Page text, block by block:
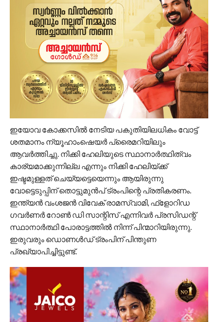
ഇയോവ കോക്കസില്‍ നേടിയ പകുതിയിലധികം വോട്ട്
ശതമാനം ന്യൂഹാംഷെയര്‍ പ്രൈമറിയിലും
ആവര്‍ത്തിച്ചു. നിക്കി ഹേലിയുടെ സ്ഥാനാര്‍ത്ഥിത്വം
കാര്യമാക്കുന്നില്ല എന്നും നിക്കി ഹേലിയ്ക്ക്
ഇഷ്ടമുള്ളത് ചെയ്യട്ടെയെന്നും ആയിരുന്നു
വോട്ടെടുപ്പിന് തൊട്ടുമുന്‍പ് ട്രംപിന്റെ പ്രതികരണം.
ഇന്ത്യന്‍ വംശജന്‍ വിവേക് രാമസ്വാമി, ഫ്‌ളോറിഡ
ഗവര്‍ണര്‍ റോണ്‍ ഡി സാന്റിസ് എന്നിവര്‍ പ്രസിഡന്റ്
സ്ഥാനാര്‍ത്ഥി പോരാട്ടത്തില്‍ നിന്ന് പിന്മാറിയിരുന്നു.
ഇരുവരും ഡൊണള്‍ഡ് ട്രംപിന് പിന്തുണ
പ്രഖ്യാപിച്ചിട്ടുണ്ട്.